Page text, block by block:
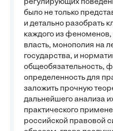
регулирующих
было не только
и детально разобрать
каждого из феноменов,
власть, монополия на
государства, и
общеобязательность,
определенность для
заложить прочную
дальнейшего анализа
практического
российской правовой